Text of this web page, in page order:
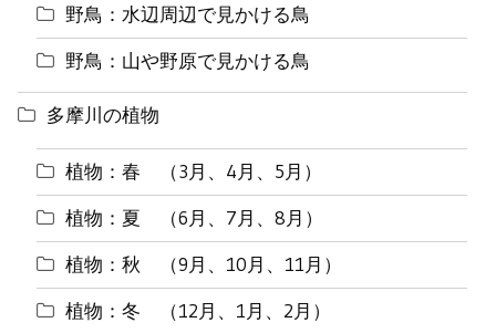
野鳥：水辺周辺で見かける鳥
野鳥：山や野原で見かける鳥
多摩川の植物
植物：春 （3月、4月、5月）
植物：夏 （6月、7月、8月）
植物：秋 （9月、10月、11月）
植物：冬 （12月、1月、2月）